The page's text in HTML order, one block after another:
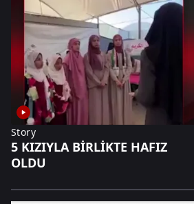
Story
5 KIZIYLA BİRLİKTE HAFIZ
OLDU